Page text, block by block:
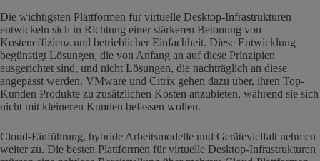
Die wichtigsten Plattformen für virtuelle Desktop-Infrastrukturen
entwickeln sich in Richtung einer stärkeren Betonung von
Kosteneffizienz und betrieblicher Einfachheit. Diese Entwicklung
begünstigt Lösungen, die von Anfang an auf diese Prinzipien
ausgerichtet sind, und nicht Lösungen, die nachträglich an diese
angepasst werden. VMware und Citrix gehen dazu über, ihren Top-
Kunden Produkte zu zusätzlichen Kosten anzubieten, während sie sich
nicht mit kleineren Kunden befassen wollen.
Cloud-Einführung, hybride Arbeitsmodelle und Gerätevielfalt nehmen
weiter zu. Die besten Plattformen für virtuelle Desktop-Infrastrukturen